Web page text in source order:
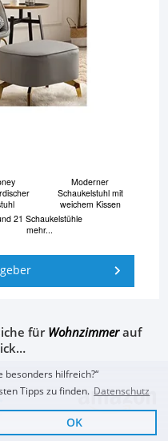
Moderner
Schaukelstuhl mit
weichem Kissen
21 Schaukelstühle
mehr...
fürWohnzimmerauf
besonders hilfreich?“
Tipps zu finden. Datenschutz
OK